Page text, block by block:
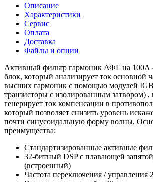
Описание
Характеристики
Сервис
Оплата
Доставка
Файлы и опции
Активный фильтр гармоник АФГ на 100А
блок, который анализирует ток основной
высших гармоник с помощью модулей
транзисторы с изолированным затвором) ,
генерирует ток компенсации в
который позволяет снизить уровень
почти синусоидальную форму волны.
преимущества:
Стандартизированные активные
32-битный DSP с плавающей
(встроенный)
Частота переключения / управления